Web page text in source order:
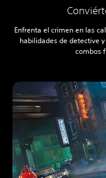
Enfrenta el crimen en las
habilidades de detective
combos